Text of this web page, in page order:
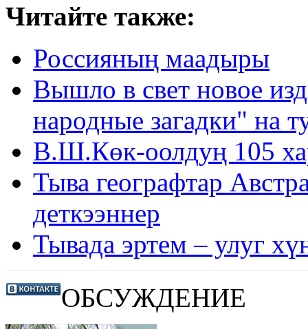
Читайте также:
Россияның маадыры
Вышло в свет новое
народные загадки" на
В.Ш.Көк-оолдуң 105
Тыва географтар
деткээннер
Тывада эртем – улуг
ОБСУЖДЕНИЕ